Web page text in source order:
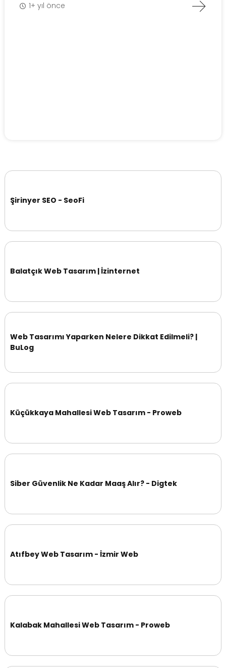
1+ yıl önce
Şirinyer SEO - SeoFi
Balatçık Web Tasarım | İzinternet
Web Tasarımı Yaparken Nelere Dikkat Edilmeli? |
BuLog
Küçükkaya Mahallesi Web Tasarım - Proweb
Siber Güvenlik Ne Kadar Maaş Alır? - Digtek
Atıfbey Web Tasarım - İzmir Web
Kalabak Mahallesi Web Tasarım - Proweb